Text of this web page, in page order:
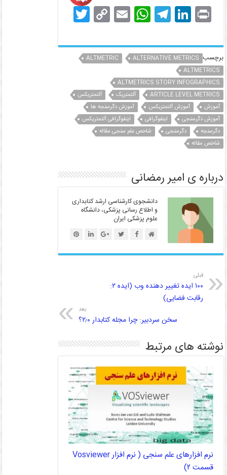
Pr
in
t
Li
n
k
e
dI
n
T
el
e
gr
a
m
W
h
at
s
A
p
p
E
m
ai
l
C
o
p
y
n
k
T
w
itt برچسب ALTERNATIVE METRICS
ALTMETRIC
ALTMETRICS
ALTMETRICS STORY INFOGRAPHICS
ARTICLE LEVEL METRICS
آلتمتریک
آلتمتریکس
آموزش
آموزش آلتمتریکس
آموزش دگرسنجه ها
آموزش دگرسنجی
اینفوگرافی
اینفوگرافی آلتمتریکس
دگرسنجه
دگرسنجی
شاخص علم سنجی مقاله
شاخص مقاله
درباره ی امیر رمضانی
دانشجوی کارشناسی ارشد کتابداری
و اطلاع رسانی پزشکی، دانشگاه
علوم پزشکی ایران
قبلی
۱۰۰ ایده تغییر دهنده وب (ایده ۲:
رقابت فضایی)
بعد
سخن سردبیر: چرا مجله کتابدار ۲٫۰؟
نوشته های مرتبط
نرم افزارهای علم سنجی ( نرم افزار Vosviewer
قسمت ۲)